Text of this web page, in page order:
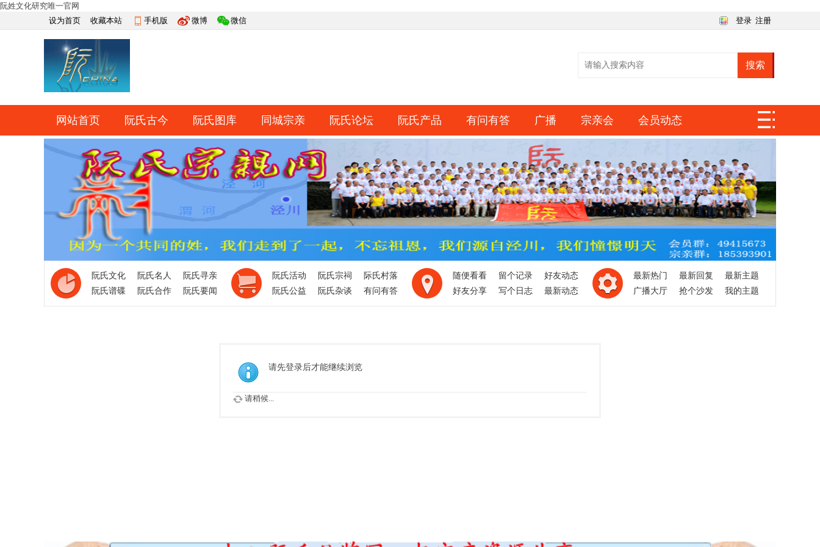
阮姓文化研究唯一官网
设为首页
收藏本站 手机版 微博 微信 登录 注册
搜索
快捷导航
网站首页 阮氏古今 阮氏图库 同城宗亲 阮氏论坛 阮氏产品 有问有答 广播 宗亲会 会员动态
网上祭祀 排行榜 导读 日志
阮氏文化 阮氏名人
阮氏寻亲
阮氏谱碟
阮氏合作 阮氏要闻
阮氏活动 阮氏宗祠
际氏村落
阮氏公益
阮氏杂谈 有问有答
随便看看 留个记录
好友动态
好友分享
写个日志 最新动态
最新热门 最新回复
最新主题
广播大厅
抢个沙发 我的主题
请先登录后才能继续浏览
请稍候...